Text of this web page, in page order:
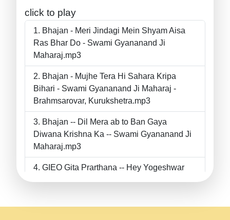
click to play
Bhajan - Meri Jindagi Mein Shyam Aisa
Ras Bhar Do - Swami Gyananand Ji
Maharaj.mp3
Bhajan - Mujhe Tera Hi Sahara Kripa
Bihari - Swami Gyananand Ji Maharaj -
Brahmsarovar, Kurukshetra.mp3
Bhajan -- Dil Mera ab to Ban Gaya
Diwana Krishna Ka -- Swami Gyananand Ji
Maharaj.mp3
GIEO Gita Prarthana -- Hey Yogeshwar